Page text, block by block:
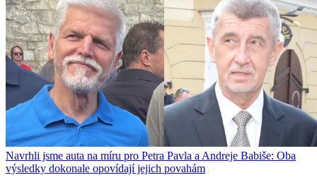
Navrhli jsme auta na míru pro Petra Pavla a Andreje Babiše: Oba
výsledky dokonale opovídají jejich povahám